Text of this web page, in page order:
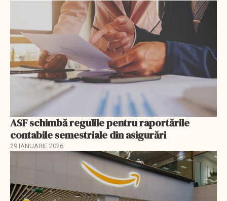
ASF schimbă regulile pentru raportările
contabile semestriale din asigurări
29 IANUARIE 2026